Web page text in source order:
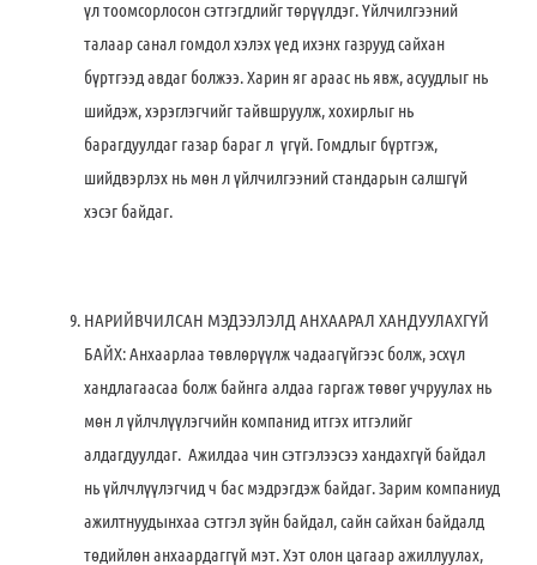
үл тоомсорлосон сэтгэгдлийг төрүүлдэг. Үйлчилгээний
талаар санал гомдол хэлэх үед ихэнх газрууд сайхан
бүртгээд авдаг болжээ. Харин яг араас нь явж, асуудлыг нь
шийдэж, хэрэглэгчийг тайвшруулж, хохирлыг нь
барагдуулдаг газар бараг л үгүй. Гомдлыг бүртгэж,
шийдвэрлэх нь мөн л үйлчилгээний стандарын салшгүй
хэсэг байдаг.
НАРИЙВЧИЛСАН МЭДЭЭЛЭЛД АНХААРАЛ ХАНДУУЛАХГҮЙ
БАЙХ: Анхаарлаа төвлөрүүлж чадаагүйгээс болж, эсхүл
хандлагаасаа болж байнга алдаа гаргаж төвөг учруулах нь
мөн л үйлчлүүлэгчийн компанид итгэх итгэлийг
алдагдуулдаг. Ажилдаа чин сэтгэлээсээ хандахгүй байдал
нь үйлчлүүлэгчид ч бас мэдрэгдэж байдаг. Зарим компаниуд
ажилтнуудынхаа сэтгэл зүйн байдал, сайн сайхан байдалд
төдийлөн анхаардаггүй мэт. Хэт олон цагаар ажиллуулах,